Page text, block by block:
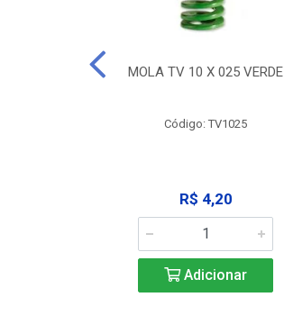
MOLA TV 10 X 025 VERDE
Código: TV1025
R$ 4,20
Adicionar